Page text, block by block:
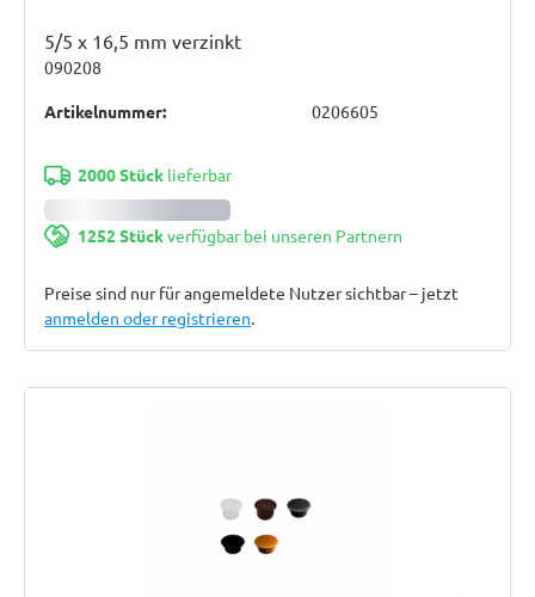
5/5 x 16,5 mm verzinkt
090208
Artikelnummer: 0206605
2000 Stücklieferbar
1252 Stückverfügbar bei unseren Partnern
Preise sind nur für angemeldete Nutzer sichtbar – jetzt
anmelden oder registrieren.